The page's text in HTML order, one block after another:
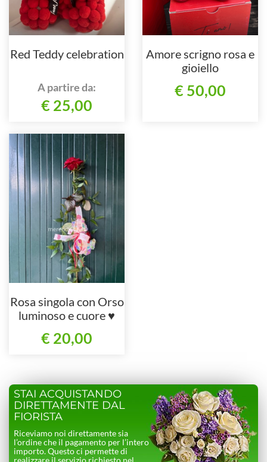
Red Teddy celebration
A partire da:
€ 25,00
Amore scrigno rosa e
gioiello
€ 50,00
Rosa singola con Orso
luminoso e cuore ♥️
€ 20,00
STAI ACQUISTANDO
DIRETTAMENTE DAL
FIORISTA
Riceviamo noi direttamente sia
l’ordine che il pagamento per l’intero
importo. Questo ci permette di